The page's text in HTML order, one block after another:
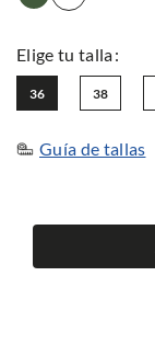
36 38
Guía de tallas